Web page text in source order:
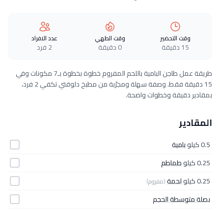
وقت التحضير
15 دقيقة
وقت الطهي
0 دقيقة
عدد الافراد
2 فرد
طريقة عمل طاجن البامية باللحم المفروم خطوة بخطوة بـ7 مكونات وفي
15 دقيقة فقط. وصفة سهلة ومجرّبة من مطبخ دلوقتي تكفي 2 فرد،
بمقادير دقيقة وخطوات واضحة.
المقادير
0.5 كيلو
بامية
0.25 كيلو
طماطم
0.25 كيلو
لحمة(مفروم)
بصلة متوسطة الحجم